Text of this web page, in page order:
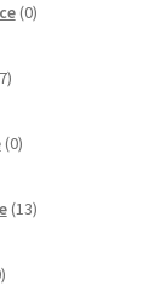
0izdelkov
izdelkov
0izdelkov
13izdelkov
izdelkov